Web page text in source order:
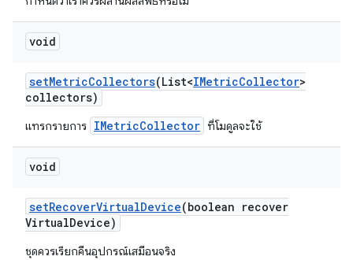
void
setMetricCollectors(List<IMetricCollector>
collectors)
แทรกรายการ IMetricCollector ที่โมดูลจะใช้
void
setRecoverVirtualDevice(boolean recover
VirtualDevice)
ชุดควรเรียกคืนอุปกรณ์เสมือนจริง